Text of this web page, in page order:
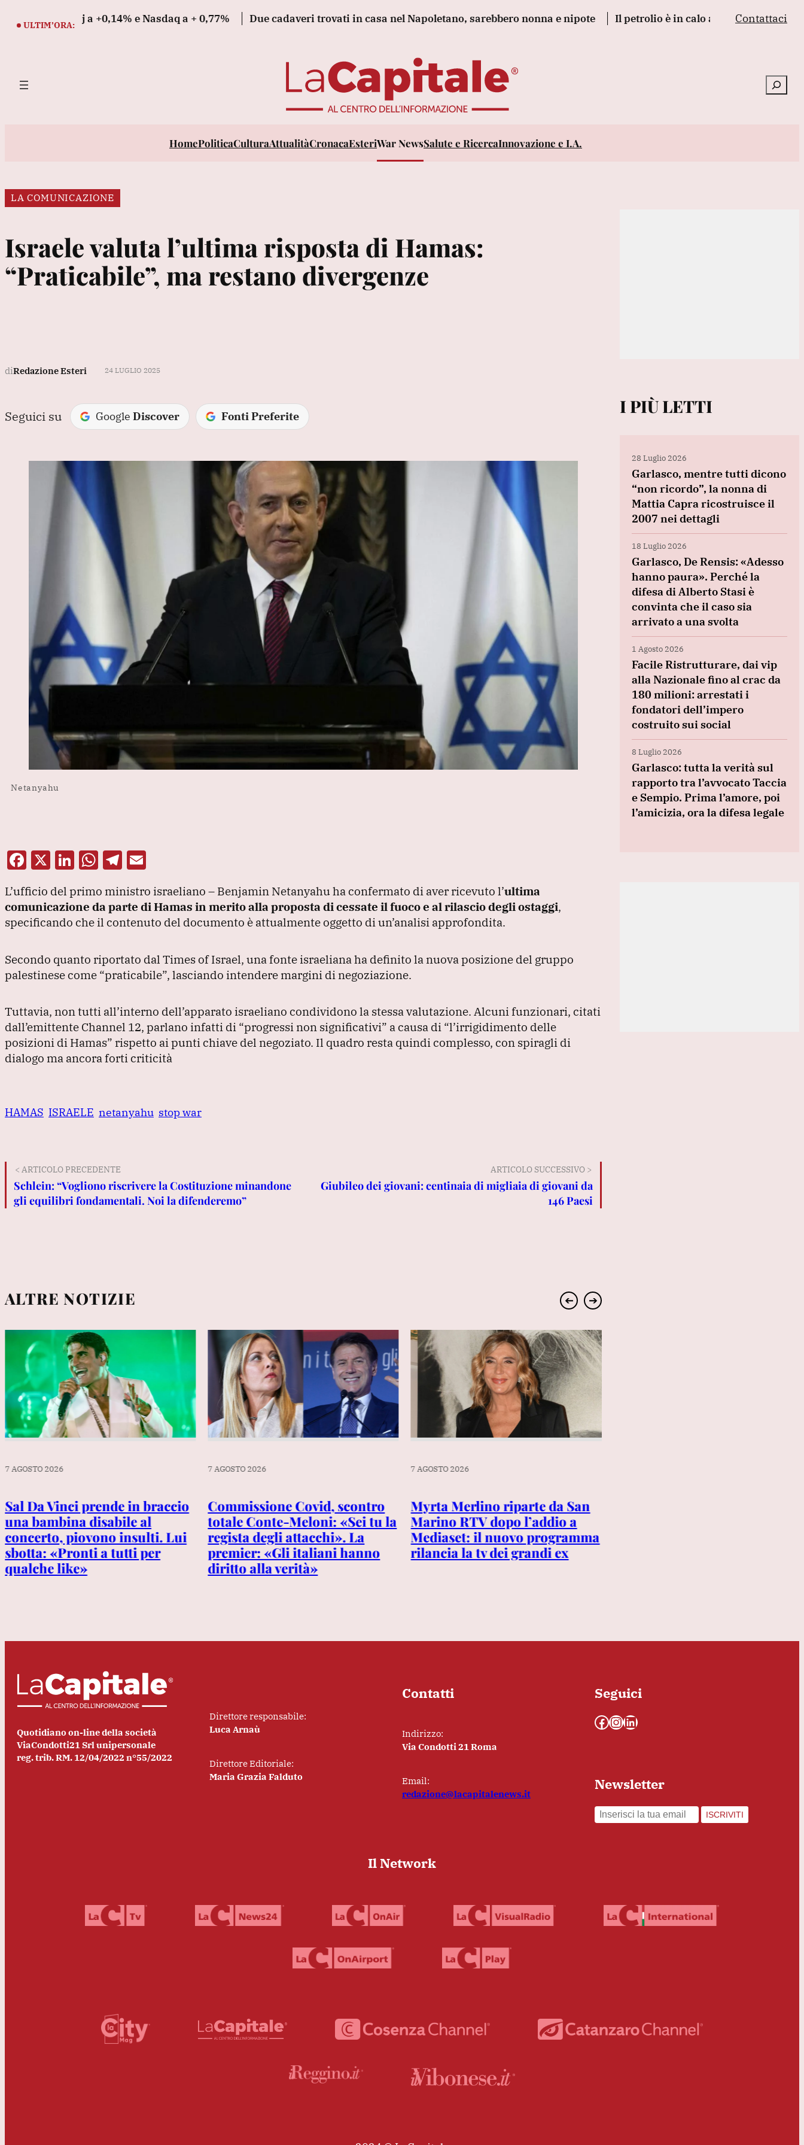
ULTIM’ORA:
Dj a +0,14% e Nasdaq a + 0,77% Due cadaveri trovati in casa nel Napoletano, sarebbero nonna e nipote Il petrolio è in calo a New York, scivola a
Contattaci
Cerca
HomePoliticaCulturaAttualitàCronacaEsteriWar NewsSalute e RicercaInnovazione e I.A.
LA COMUNICAZIONE
Israele valuta l’ultima risposta di Hamas:
“Praticabile”, ma restano divergenze
diRedazione Esteri 24 LUGLIO 2025
Seguici su Google Discover Fonti Preferite
Netanyahu
F
c
e
o
o
X Li
k
e
n
W
at
s
p
p
T
e
gr
m
ai
l
L’ufficio del primo ministro israeliano – Benjamin Netanyahu ha confermato di aver ricevuto l’ultima
comunicazione da parte di Hamas in merito alla proposta di cessate il fuoco e al rilascio degli ostaggi,
specificando che il contenuto del documento è attualmente oggetto di un’analisi approfondita.
Secondo quanto riportato dal Times of Israel, una fonte israeliana ha definito la nuova posizione del gruppo
palestinese come “praticabile”, lasciando intendere margini di negoziazione.
Tuttavia, non tutti all’interno dell’apparato israeliano condividono la stessa valutazione. Alcuni funzionari, citati
dall’emittente Channel 12, parlano infatti di “progressi non significativi” a causa di “l’irrigidimento delle
posizioni di Hamas” rispetto ai punti chiave del negoziato. Il quadro resta quindi complesso, con spiragli di
dialogo ma ancora forti criticità
HAMAS ISRAELE netanyahu stop war
< ARTICOLO PRECEDENTE
Schlein: “Vogliono riscrivere la Costituzione minandone
gli equilibri fondamentali. Noi la difenderemo”
ARTICOLO SUCCESSIVO >
Giubileo dei giovani: centinaia di migliaia di giovani da
146 Paesi
ALTRE NOTIZIE ➔ ➔
7 AGOSTO 2026
Sal Da Vinci prende in braccio
una bambina disabile al
concerto, piovono insulti. Lui
sbotta: «Pronti a tutti per
qualche like»
7 AGOSTO 2026
Commissione Covid, scontro
totale Conte-Meloni: «Sei tu la
regista degli attacchi». La
premier: «Gli italiani hanno
diritto alla verità»
7 AGOSTO 2026
Myrta Merlino riparte da San
Marino RTV dopo l’addio a
Mediaset: il nuovo programma
rilancia la tv dei grandi ex
I PIÙ LETTI
28 Luglio 2026
Garlasco, mentre tutti dicono
“non ricordo”, la nonna di
Mattia Capra ricostruisce il
2007 nei dettagli
18 Luglio 2026
Garlasco, De Rensis: «Adesso
hanno paura». Perché la
difesa di Alberto Stasi è
convinta che il caso sia
arrivato a una svolta
1 Agosto 2026
Facile Ristrutturare, dai vip
alla Nazionale fino al crac da
180 milioni: arrestati i
fondatori dell’impero
costruito sui social
8 Luglio 2026
Garlasco: tutta la verità sul
rapporto tra l’avvocato Taccia
e Sempio. Prima l’amore, poi
l’amicizia, ora la difesa legale
Quotidiano on-line della società
ViaCondotti21 Srl unipersonale
reg. trib. RM. 12/04/2022 n°55/2022
Direttore responsabile:
Luca Arnaù
Direttore Editoriale:
Maria Grazia Falduto
Contatti
Indirizzo:
Via Condotti 21 Roma
Email:
redazione@lacapitalenews.it
Seguici
Facebook InstagramLinkedIn
Newsletter
ISCRIVITI
Il Network